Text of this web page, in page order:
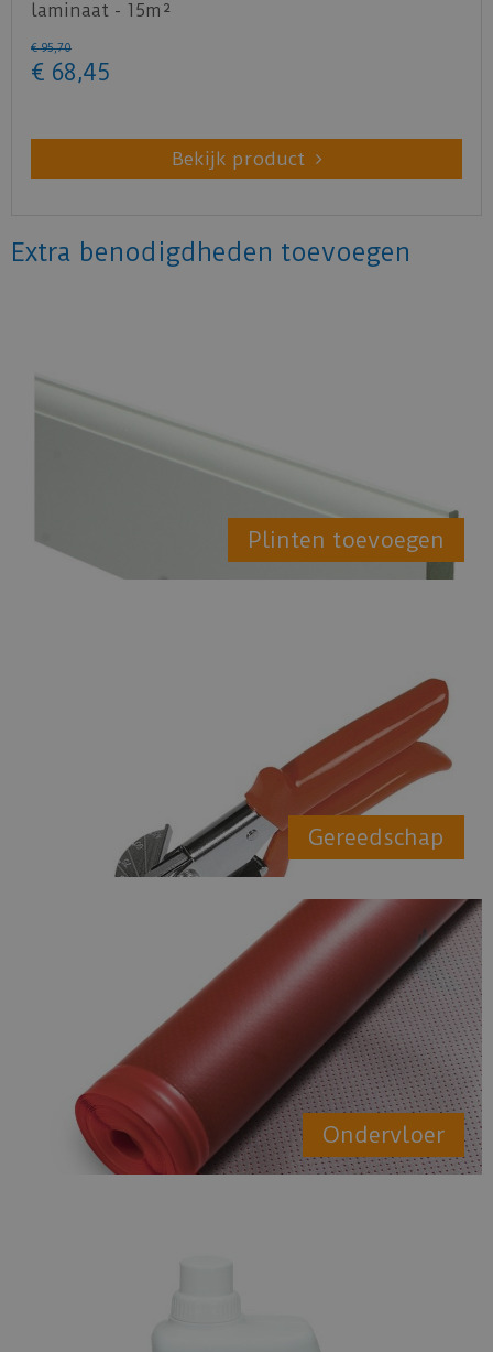
laminaat - 15m²
€ 95,70
€ 68,45
Bekijk product
Extra benodigdheden toevoegen
Plinten toevoegen
Gereedschap
Ondervloer